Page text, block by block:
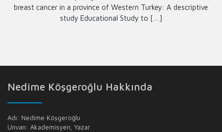
breast cancer in a province of Western Turkey: A descriptive
study Educational Study to […]
Nedime Köşgeroğlu Hakkında
Adı: Nedime Köşgeroğlu
Unvan: Akademisyen, Yazar